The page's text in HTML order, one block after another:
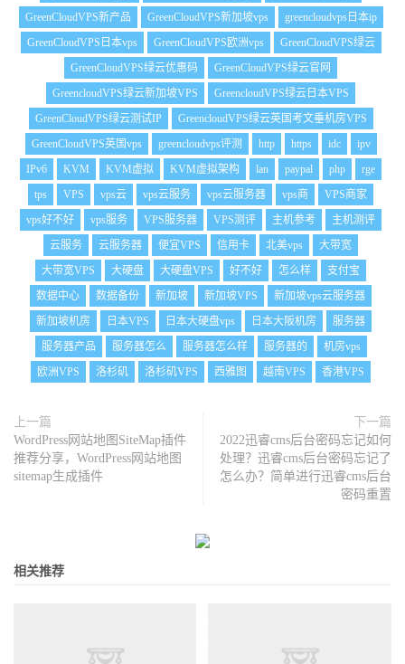
GreenCloudVPS新产品
GreenCloudVPS新加坡vps
greencloudvps日本ip
GreenCloudVPS日本vps
GreenCloudVPS欧洲vps
GreenCloudVPS绿云
GreenCloudVPS绿云优惠码
GreenCloudVPS绿云官网
GreencloudVPS绿云新加坡VPS
GreencloudVPS绿云日本VPS
GreenCloudVPS绿云测试IP
GreencloudVPS绿云英国考文垂机房VPS
GreenCloudVPS英国vps
greencloudvps评测 http https idc
ipv
IPv6
KVM KVM虚拟 KVM虚拟架构 lan paypal php
rge
tps
VPS vps云 vps云服务 vps云服务器 vps商
VPS商家
vps好不好
vps服务 VPS服务器 VPS测评 主机参考
主机测评
云服务
云服务器 便宜VPS 信用卡 北美vps
大带宽
大带宽VPS
大硬盘 大硬盘VPS 好不好 怎么样
支付宝
数据中心
数据备份 新加坡 新加坡VPS
新加坡vps云服务器
新加坡机房
日本VPS 日本大硬盘vps 日本大阪机房
服务器
服务器产品
服务器怎么 服务器怎么样 服务器的
机房vps
欧洲VPS
洛杉矶 洛杉矶VPS 西雅图 越南VPS 香港VPS
上一篇
WordPress网站地图SiteMap插件
推荐分享，WordPress网站地图
sitemap生成插件
下一篇
2022迅睿cms后台密码忘记如何
处理？迅睿cms后台密码忘记了
怎么办？简单进行迅睿cms后台
密码重置
相关推荐